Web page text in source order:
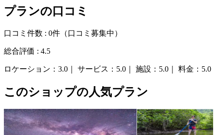
プランの口コミ
口コミ件数 : 0件 （口コミ募集中）
総合評価 : 4.5
ロケーション： 3.0｜ サービス： 5.0｜ 施設： 5.0｜ 料金： 5.0
このショップの人気プラン